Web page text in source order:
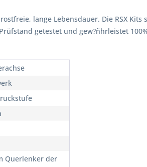
lange Lebensdauer. Die RSX
getestet und gew?ñhrleistet
Querlenker der